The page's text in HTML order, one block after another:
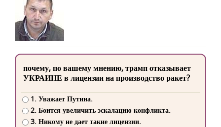
почему, по вашему мнению, трамп отказывает
УКРАИНЕ в лицензии на производство ракет?
1. Уважает Путина.
2. Боится увеличить эскалацию конфликта.
3. Никому не дает такие лицензии.